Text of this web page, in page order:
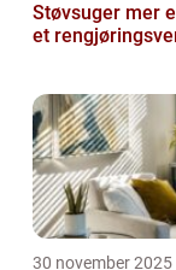
Støvsuger mer enn bare
et
30 november 2025